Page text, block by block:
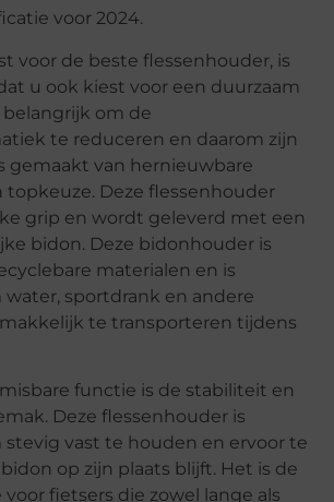
voor 2024.
voor de beste flessenhouder, is
u ook kiest voor een duurzaam
om de
te reduceren en daarom zijn
gemaakt van hernieuwbare
topkeuze. Deze flessenhouder
grip en wordt geleverd met een
bidon. Deze bidonhouder is
materialen en is
sportdrank en andere
te transporteren tijdens
functie is de stabiliteit en
Deze flessenhouder is
vast te houden en ervoor te
op zijn plaats blijft. Het is de
fietsers die zowel lange als